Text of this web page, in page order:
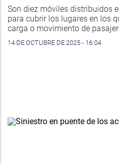
Son diez móviles distribuidos
para cubrir los lugares en los
carga o movimiento de
14 DE OCTUBRE DE 2025 - 16:04